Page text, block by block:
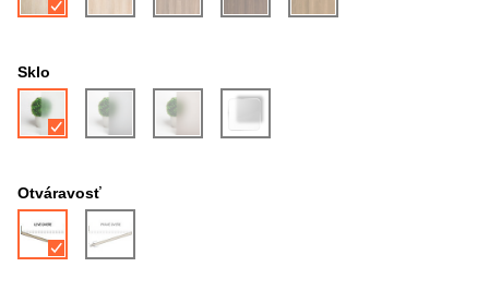
Sklo
Otváravosť